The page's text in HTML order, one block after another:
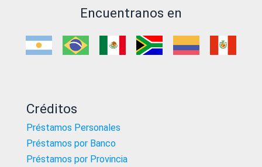
Encuentranos en
Créditos
Préstamos Personales
Préstamos por Banco
Préstamos por Provincia